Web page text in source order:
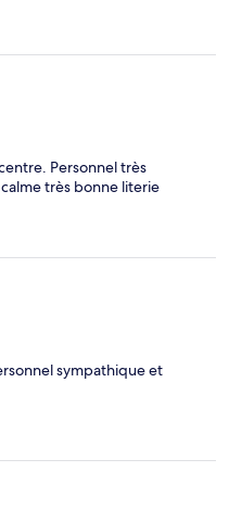
Personnel très
très bonne literie
sympathique et